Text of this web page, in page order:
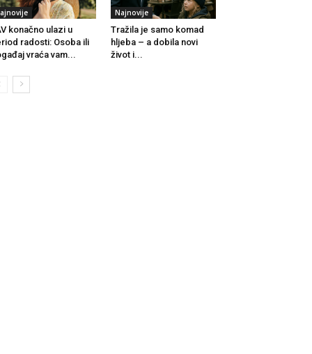
konačno ulazi u
radosti: Osoba ili
vraća vam...
Najnovije
Tražila je samo komad
hljeba – a dobila novi
život i...